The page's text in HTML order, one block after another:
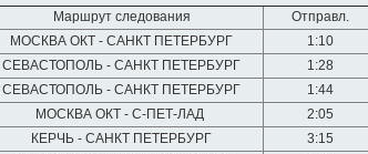
Маршрут следования Отправл.
МОСКВА ОКТ - САНКТ ПЕТЕРБУРГ 1:10
СЕВАСТОПОЛЬ - САНКТ ПЕТЕРБУРГ 1:28
СЕВАСТОПОЛЬ - САНКТ ПЕТЕРБУРГ 1:44
МОСКВА ОКТ - С-ПЕТ-ЛАД 2:05
КЕРЧЬ - САНКТ ПЕТЕРБУРГ 3:15